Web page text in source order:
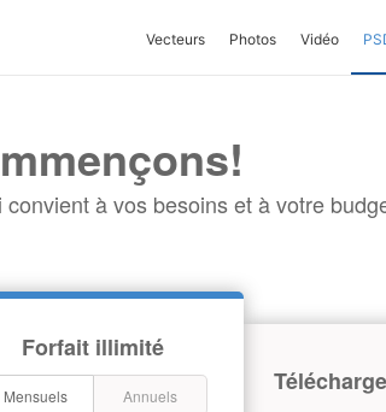
Vecteurs Photos Vidéo
à vos besoins et à votre
Forfait illimité
Mensuels Annuels